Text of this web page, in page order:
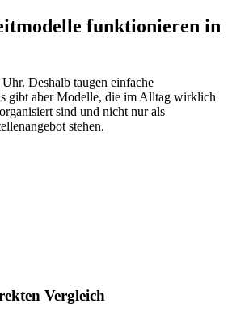
funktionieren in
Deshalb taugen einfache
gibt aber Modelle, die im Alltag wirklich
sind und nicht nur als
stehen.
Vergleich